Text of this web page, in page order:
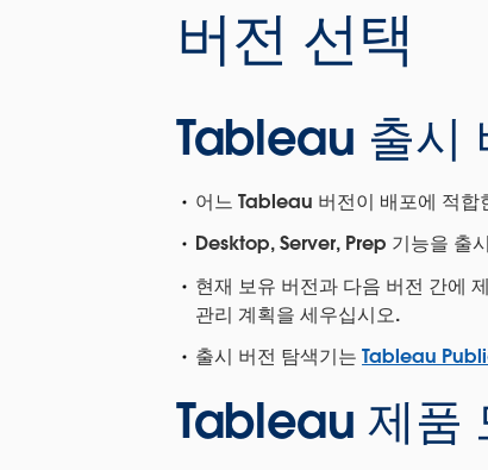
버전 선택
Tableau 출시
어느 Tableau 버전이 배포에 적합
Desktop, Server, Prep 기능을 출
현재 보유 버전과 다음 버전 간에
관리 계획을 세우십시오.
출시 버전 탐색기는Tableau
Tableau 제품